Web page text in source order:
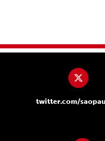
twitter.com/